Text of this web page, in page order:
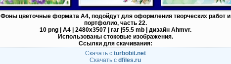
Фоны цветочные формата А4, подойдут для оформления творческих работ и
портфолио, часть 22.
10 png | А4 | 2480х3507 | rar |55.5 mb | дизайн Ahmvr.
Использованы стоковые изображения.
Ссылки для скачивания:
Скачать с turbobit.net
Скачать с dfiles.ru